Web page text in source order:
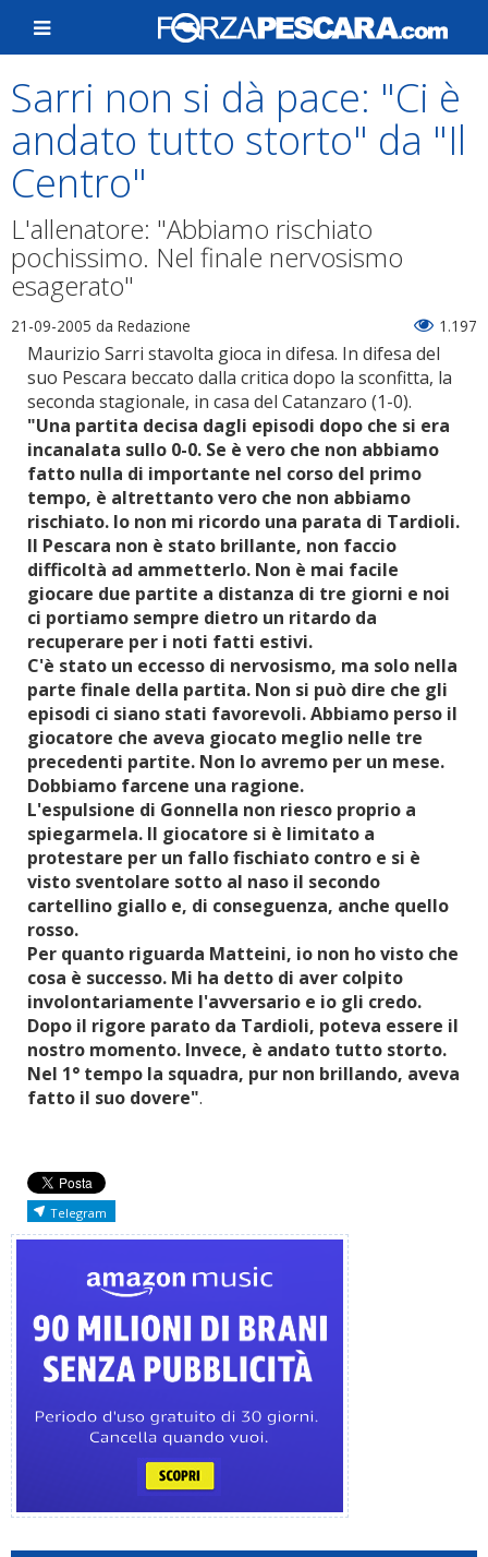
Sarri non si dà pace: "Ci è
andato tutto storto" da "Il
Centro"
L'allenatore: "Abbiamo rischiato
pochissimo. Nel finale nervosismo
esagerato"
21-09-2005 da Redazione 1.197
Maurizio Sarri stavolta gioca in difesa. In difesa del
suo Pescara beccato dalla critica dopo la sconfitta, la
seconda stagionale, in casa del Catanzaro (1-0).
"Una partita decisa dagli episodi dopo che si era
incanalata sullo 0-0. Se è vero che non abbiamo
fatto nulla di importante nel corso del primo
tempo, è altrettanto vero che non abbiamo
rischiato. Io non mi ricordo una parata di Tardioli.
Il Pescara non è stato brillante, non faccio
difficoltà ad ammetterlo. Non è mai facile
giocare due partite a distanza di tre giorni e noi
ci portiamo sempre dietro un ritardo da
recuperare per i noti fatti estivi.
C'è stato un eccesso di nervosismo, ma solo nella
parte finale della partita. Non si può dire che gli
episodi ci siano stati favorevoli. Abbiamo perso il
giocatore che aveva giocato meglio nelle tre
precedenti partite. Non lo avremo per un mese.
Dobbiamo farcene una ragione.
L'espulsione di Gonnella non riesco proprio a
spiegarmela. Il giocatore si è limitato a
protestare per un fallo fischiato contro e si è
visto sventolare sotto al naso il secondo
cartellino giallo e, di conseguenza, anche quello
rosso.
Per quanto riguarda Matteini, io non ho visto che
cosa è successo. Mi ha detto di aver colpito
involontariamente l'avversario e io gli credo.
Dopo il rigore parato da Tardioli, poteva essere il
nostro momento. Invece, è andato tutto storto.
Nel 1° tempo la squadra, pur non brillando, aveva
fatto il suo dovere".
Telegram